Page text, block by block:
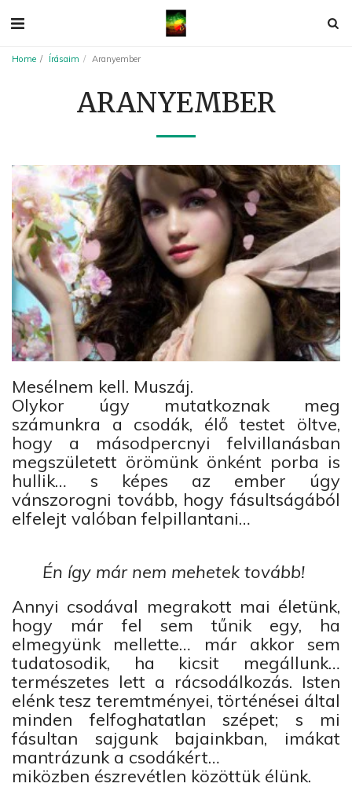
Home Írásaim Aranyember
ARANYEMBER
Mesélnem kell. Muszáj.
Olykor úgy mutatkoznak meg
számunkra a csodák, élő testet öltve,
hogy a másodpercnyi felvillanásban
megszületett örömünk önként porba is
hullik… s képes az ember úgy
vánszorogni tovább, hogy fásultságából
elfelejt valóban felpillantani…
Én így már nem mehetek tovább!
Annyi csodával megrakott mai életünk,
hogy már fel sem tűnik egy, ha
elmegyünk mellette… már akkor sem
tudatosodik, ha kicsit megállunk…
természetes lett a rácsodálkozás. Isten
elénk tesz teremtményei, történései által
minden felfoghatatlan szépet; s mi
fásultan sajgunk bajainkban, imákat
mantrázunk a csodákért…
miközben észrevétlen közöttük élünk.